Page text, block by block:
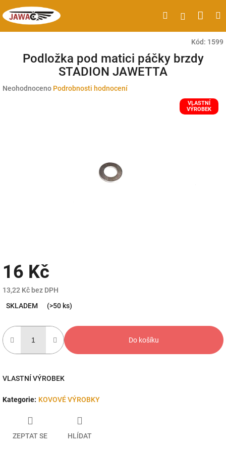
na
obsah
HledatPřihlášení
Kód: 1599
Podložka pod matici páčky brzdy
STADION JAWETTA
Průměrné
Neohodnoceno Podrobnosti hodnocení
VLASTNÍ
VÝROBEK
16 Kč
13,22 Kč bez DPH
cena:
SKLADEM (>50 ks)
Do košíku
VLASTNÍ VÝROBEK
Kategorie: KOVOVÉ VÝROBKY
ZEPTAT SE HLÍDAT